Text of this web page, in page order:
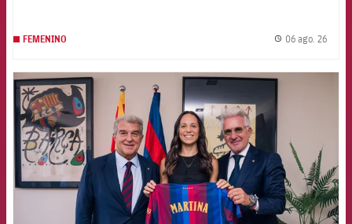
FEMENINO 06 ago. 26
FCB Barcelona badge